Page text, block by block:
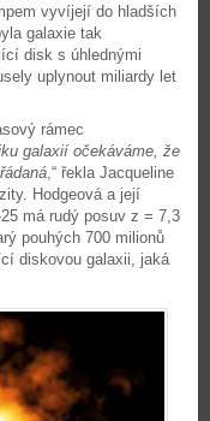
vyvíjejí do hladších
galaxie tak
disk s úhlednými
uplynout miliardy let
rámec
galaxií očekáváme, že
,“ řekla Jacqueline
Hodgeová a její
má rudý posuv z = 7,3
pouhých 700 milionů
diskovou galaxii, jaká